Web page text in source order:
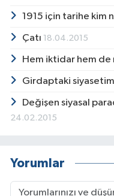
1915 için tarihe kim
Çatı 18.04.2015
Hem iktidar hem
Girdaptaki
Değişen siyasal
24.02.2015
Yorumlar